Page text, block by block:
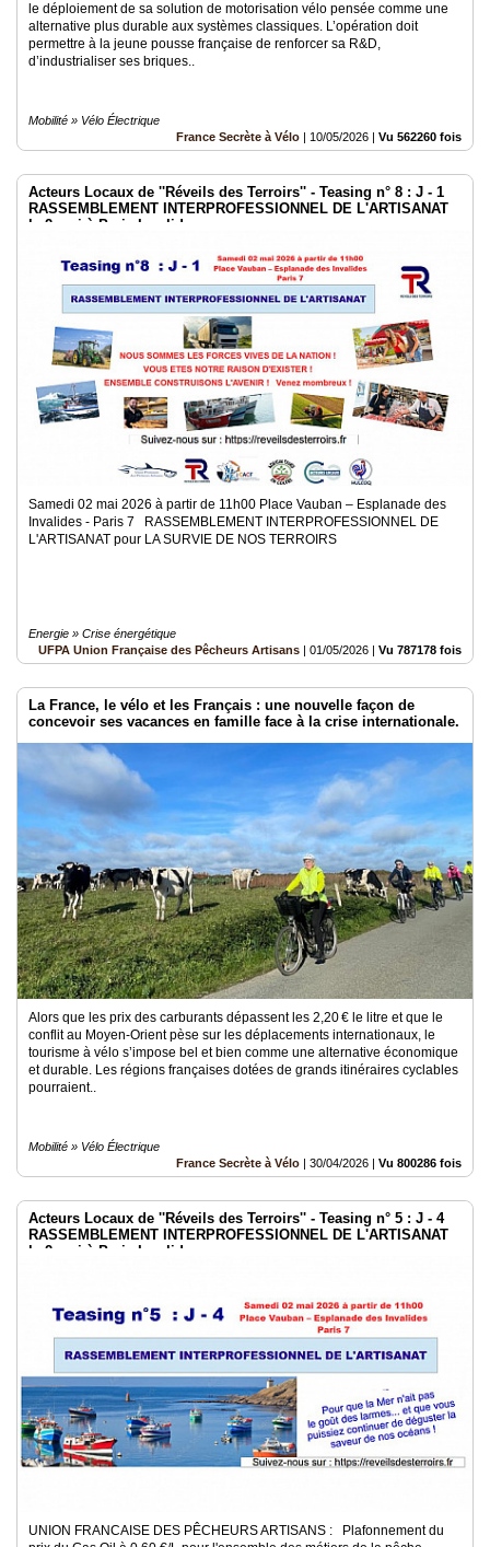
le déploiement de sa solution de motorisation vélo pensée comme une
alternative plus durable aux systèmes classiques. L’opération doit
permettre à la jeune pousse française de renforcer sa R&D,
d’industrialiser ses briques..
Mobilité » Vélo Électrique
France Secrète à Vélo | 10/05/2026 | Vu 562260 fois
Acteurs Locaux de ''Réveils des Terroirs'' - Teasing n° 8 : J - 1
RASSEMBLEMENT INTERPROFESSIONNEL DE L'ARTISANAT
le 2 mai à Paris Invalides
Samedi 02 mai 2026 à partir de 11h00 Place Vauban – Esplanade des
Invalides - Paris 7 RASSEMBLEMENT INTERPROFESSIONNEL DE
L'ARTISANAT pour LA SURVIE DE NOS TERROIRS
Energie » Crise énergétique
UFPA Union Française des Pêcheurs Artisans | 01/05/2026 | Vu 787178 fois
La France, le vélo et les Français : une nouvelle façon de
concevoir ses vacances en famille face à la crise internationale.
Alors que les prix des carburants dépassent les 2,20 € le litre et que le
conflit au Moyen-Orient pèse sur les déplacements internationaux, le
tourisme à vélo s’impose bel et bien comme une alternative économique
et durable. Les régions françaises dotées de grands itinéraires cyclables
pourraient..
Mobilité » Vélo Électrique
France Secrète à Vélo | 30/04/2026 | Vu 800286 fois
Acteurs Locaux de ''Réveils des Terroirs'' - Teasing n° 5 : J - 4
RASSEMBLEMENT INTERPROFESSIONNEL DE L'ARTISANAT
le 2 mai à Paris Invalides
UNION FRANCAISE DES PÊCHEURS ARTISANS : Plafonnement du